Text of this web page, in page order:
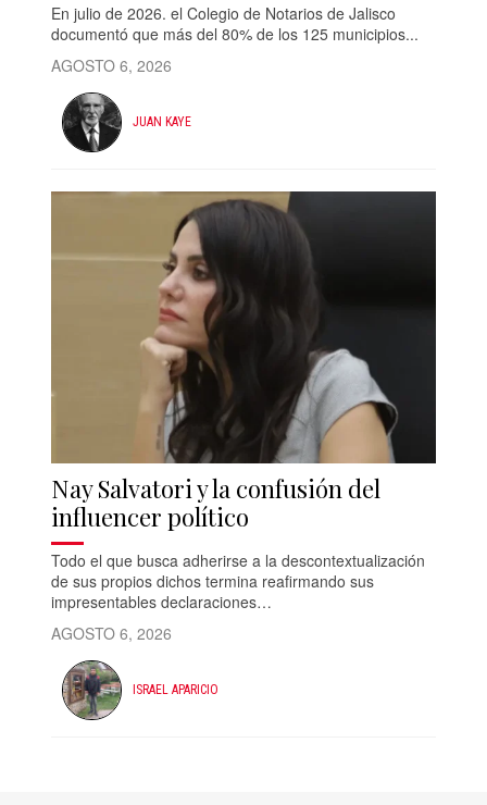
En julio de 2026. el Colegio de Notarios de Jalisco
documentó que más del 80% de los 125 municipios...
AGOSTO 6, 2026
JUAN KAYE
Nay Salvatori y la confusión del
influencer político
Todo el que busca adherirse a la descontextualización
de sus propios dichos termina reafirmando sus
impresentables declaraciones…
AGOSTO 6, 2026
ISRAEL APARICIO